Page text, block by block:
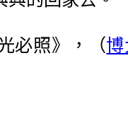
必照》，（